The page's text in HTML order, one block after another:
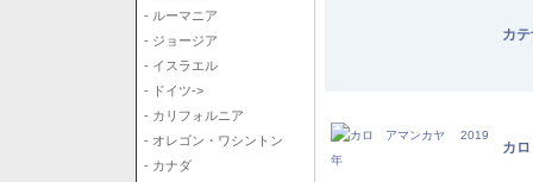
- ルーマニア
- ジョージア
- イスラエル
- ドイツ->
- カリフォルニア
- オレゴン・ワシントン
- カナダ
カ
カ